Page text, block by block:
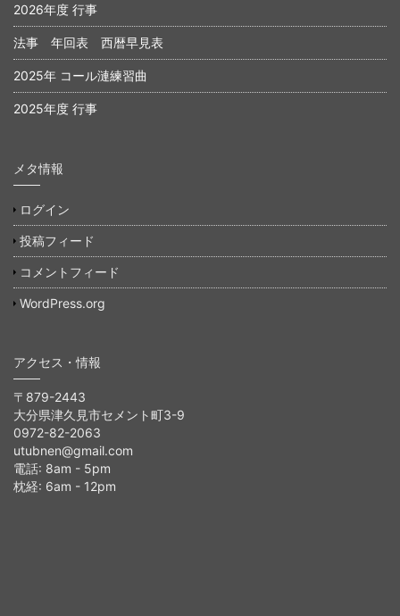
2026年度 行事
法事 年回表 西暦早見表
2025年 コール漣練習曲
2025年度 行事
メタ情報
ログイン
投稿フィード
コメントフィード
WordPress.org
アクセス・情報
〒879-2443
大分県津久見市セメント町3-9
0972-82-2063
utubnen@gmail.com
電話: 8am - 5pm
枕経: 6am - 12pm